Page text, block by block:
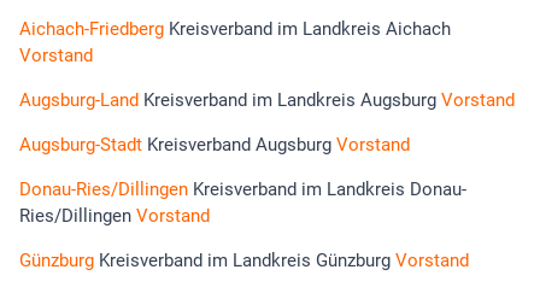
Aichach-Friedberg Kreisverband im Landkreis Aichach
Vorstand
Augsburg-Land Kreisverband im Landkreis Augsburg Vorstand
Augsburg-Stadt Kreisverband Augsburg Vorstand
Donau-Ries/Dillingen Kreisverband im Landkreis Donau-
Ries/Dillingen Vorstand
Günzburg Kreisverband im Landkreis Günzburg Vorstand